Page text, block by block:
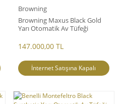
Browning
Browning Maxus Black Gold
Yarı Otomatik Av Tüfeği
147.000,00 TL
İnternet Satışına Kapalı